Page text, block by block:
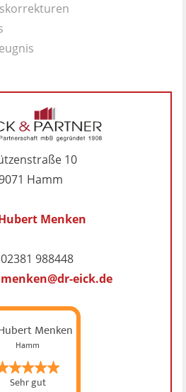
10
Hamm
Menken
02381 988448
menken@dr-eick.de
Menken
Hamm
Sehr gut